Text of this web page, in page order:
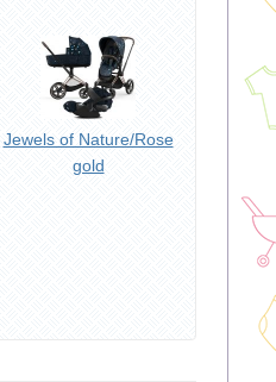
Jewels of Nature/Rose
gold